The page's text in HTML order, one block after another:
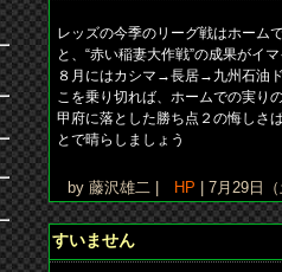
レッズの今季のリーグ戦はホーム
と、“赤い稲妻大作戦”の成果がイ
８月にはカシマ→長居→九州石油
こを乗り切れば、ホームでの実り
甲府に落とした勝ち点２の悔しさ
とで晴らしましょう
by 藤沢雄二 | HP | 7月29日
すいません